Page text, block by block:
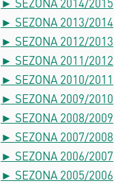
► SEZONA 2013/2014
► SEZONA 2012/2013
► SEZONA 2011/2012
► SEZONA 2010/2011
► SEZONA 2009/2010
► SEZONA 2008/2009
► SEZONA 2007/2008
► SEZONA 2006/2007
► SEZONA 2005/2006